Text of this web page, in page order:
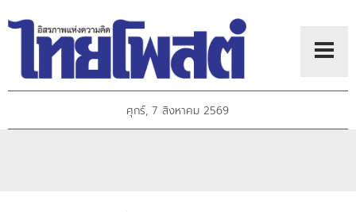
ศุกร์, 7 สิงหาคม 2569